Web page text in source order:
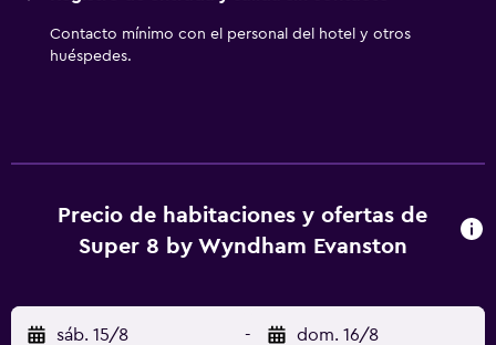
Contacto mínimo con el personal del hotel y otros
huéspedes.
Precio de habitaciones y ofertas de
Super 8 by Wyndham Evanston
sáb. 15/8 - dom. 16/8